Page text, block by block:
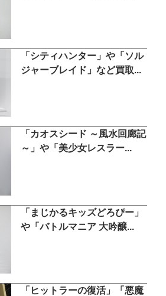
「シティハンター」や「ソル
ジャーブレイド」など買取...
「カオスシード ～風水回廊記
～」や「美少女レスラー...
「まじかるキッズどろぴー」
や「バトルマニア 大吟醸...
「ヒットラーの復活」「悪魔